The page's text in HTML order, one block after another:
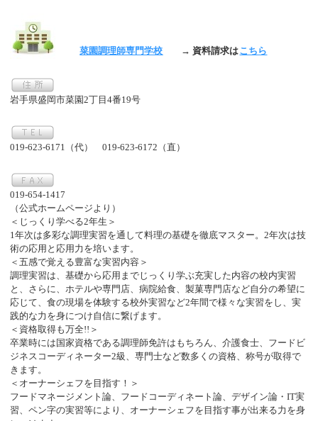
菜園調理師専門学校 → 資料請求はこちら
岩手県盛岡市菜園2丁目4番19号
019-623-6171（代） 019-623-6172（直）
019-654-1417
（公式ホームページより）
＜じっくり学べる2年生＞
1年次は多彩な調理実習を通して料理の基礎を徹底マスター。2年次は技
術の応用と応用力を培います。
＜五感で覚える豊富な実習内容＞
調理実習は、基礎から応用までじっくり学ぶ充実した内容の校内実習
と、さらに、ホテルや専門店、病院給食、製菓専門店など自分の希望に
応じて、食の現場を体験する校外実習など2年間で様々な実習をし、実
践的な力を身につけ自信に繋げます。
＜資格取得も万全!!＞
卒業時には国家資格である調理師免許はもちろん、介護食士、フードビ
ジネスコーディネーター2級、専門士など数多くの資格、称号が取得で
きます。
＜オーナーシェフを目指す！＞
フードマネージメント論、フードコーディネート論、デザイン論・IT実
習、ペン字の実習等により、オーナーシェフを目指す事が出来る力を身